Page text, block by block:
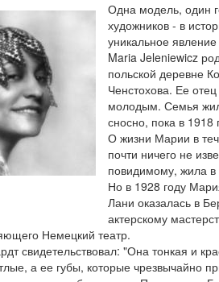
Одна модель, один
художников - в
уникальное
Maria Jeleniewicz
польской деревне
Ченстохова. Ее
молодым. Семья
сносно, пока в
О жизни Марии в
почти ничего не
повидимому, жила в
Но в 1928 году
Лани оказалась в
актерскому
Немецкий театр.
свидетельствовал: "Она тонкая и
а ее губы, которые чрезвычайно